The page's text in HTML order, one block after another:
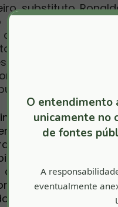
substituto
Ministério
improbidade
aos cofres
do gestor,
O gestor
durante a
procedida
Transporte
de objeto de
baianos. A
por
a
O entendimento
unicamente no
de fontes
A
eventualmente